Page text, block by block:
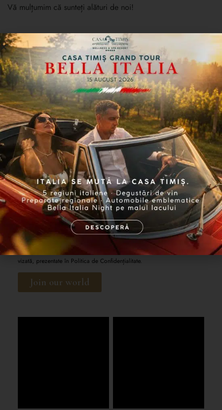
Vă mulțumim că sunteți alături de noi!
NEWSLETTER
Abonează-te și fii primul care descoperă ofertele,
noutățile și evenimentele noastre
Sunt de acord să primesc comunicări cu scop comercial și de
marketing pe e-mail sub formă de newsletter, cu respectarea clauzelor de
confidențialitate și a drepturilor pe care le dețin, în calitate de persoană
vizată, prezentate în Politica de Confidențialitate.
Join our world